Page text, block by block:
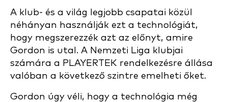
A klub- és a világ legjobb csapatai közül
néhányan használják ezt a technológiát,
hogy megszerezzék azt az előnyt, amire
Gordon is utal. A Nemzeti Liga klubjai
számára a PLAYERTEK rendelkezésre állása
valóban a következő szintre emelheti őket.
Gordon úgy véli, hogy a technológia még